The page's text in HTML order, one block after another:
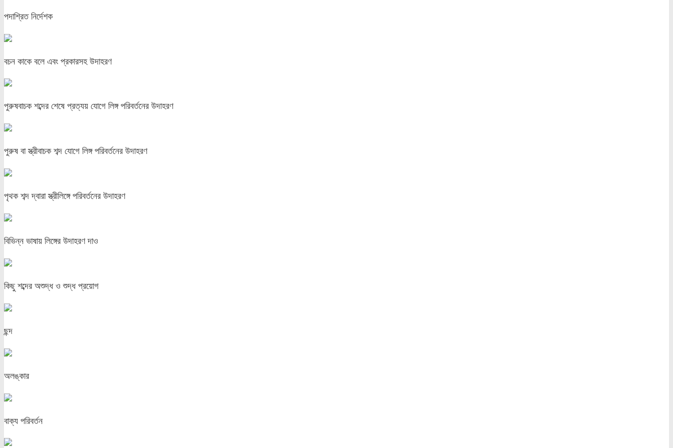
পদাশ্রিত নির্দেশক
বচন কাকে বলে এবং প্রকারসহ উদাহরণ
পুরুষবাচক শব্দের শেষে প্রত্যয় যোগে লিঙ্গ পরিবর্তনের উদাহরণ
পুরুষ বা স্ত্রীবাচক শব্দ যোগে লিঙ্গ পরিবর্তনের উদাহরণ
পৃথক শব্দ দ্বারা স্ত্রীলিঙ্গে পরিবর্তনের উদাহরণ
বিভিন্ন ভাষায় লিঙ্গের উদাহরণ দাও
কিছু শব্দের অশুদ্ধ ও শুদ্ধ প্রয়োগ
ছন্দ
অলঙ্কার
বাক্য পরিবর্তন